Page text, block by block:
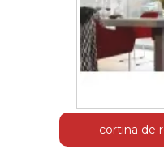
cortina de